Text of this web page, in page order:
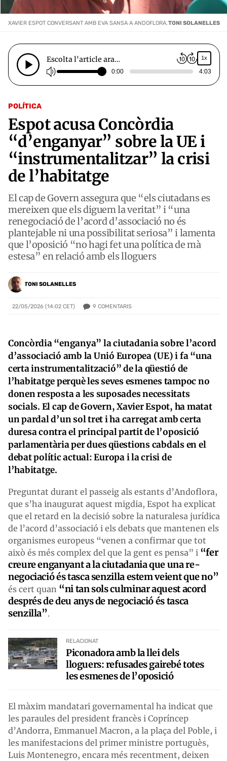
POLÍTICA
Espot acusa Concòrdia
“d’enganyar” sobre la UE i
“instrumentalitzar” la crisi
de l’habitatge
El cap de Govern assegura que “els ciutadans es
mereixen que els diguem la veritat” i “una
renegociació de l’acord d’associació no és
plantejable ni una possibilitat seriosa” i lamenta
que l’oposició “no hagi fet una política de mà
estesa” en relació amb els lloguers
TONI SOLANELLES
22/05/2026 (14:02 CET) 9 COMENTARIS
XAVIER ESPOT CONVERSANT AMB EVA SANSA A ANDOFLORA.TONI SOLANELLES
Escolta l'article ara… 1x
0:00 4:03
Concòrdia “enganya” la ciutadania sobre l’acord
d’associació amb la Unió Europea (UE) i fa “una
certa instrumentalització” de la qüestió de
l’habitatge perquè les seves esmenes tampoc no
donen resposta a les suposades necessitats
socials. El cap de Govern, Xavier Espot, ha matat
un pardal d’un sol tret i ha carregat amb certa
duresa contra el principal partit de l’oposició
parlamentària per dues qüestions cabdals en el
debat polític actual: Europa i la crisi de
l’habitatge.
Preguntat durant el passeig als estants d’Andoflora,
que s’ha inaugurat aquest migdia, Espot ha explicat
que el retard en la decisió sobre la naturalesa jurídica
de l’acord d’associació i els debats que mantenen els
organismes europeus “venen a confirmar que tot
això és més complex del que la gent es pensa” i “fer
creure enganyant a la ciutadania que una re-
negociació és tasca senzilla estem veient que no”
és cert quan “ni tan sols culminar aquest acord
després de deu anys de negociació és tasca
senzilla”.
RELACIONAT
Piconadora amb la llei dels
lloguers: refusades gairebé totes
les esmenes de l’oposició
El màxim mandatari governamental ha indicat que
les paraules del president francès i Copríncep
d’Andorra, Emmanuel Macron, a la plaça del Poble, i
les manifestacions del primer ministre portuguès,
Luis Montenegro, encara més recentment, deixen